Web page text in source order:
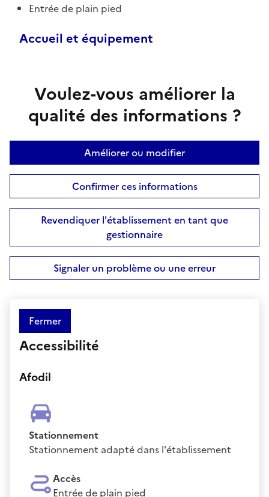
Entrée de plain pied
Accueil et équipement
Voulez-vous améliorer la
qualité des informations ?
Améliorer ou modifier
Confirmer ces informations
Revendiquer l'établissement en tant que
gestionnaire
Signaler un problème ou une erreur
Fermer
Accessibilité
Afodil
Stationnement
Stationnement adapté dans l'établissement
Accès
Entrée de plain pied